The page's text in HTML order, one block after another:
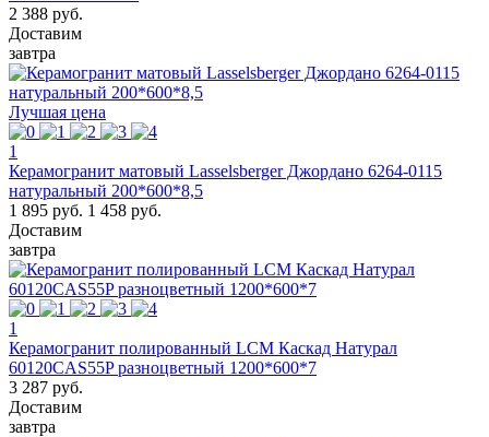
2 388 руб.
Доставим
завтра
Лучшая цена
1
Керамогранит матовый Lasselsberger Джордано 6264-0115
натуральный 200*600*8,5
1 895 руб. 1 458 руб.
Доставим
завтра
1
Керамогранит полированный LCM Каскад Натурал
60120CAS55P разноцветный 1200*600*7
3 287 руб.
Доставим
завтра